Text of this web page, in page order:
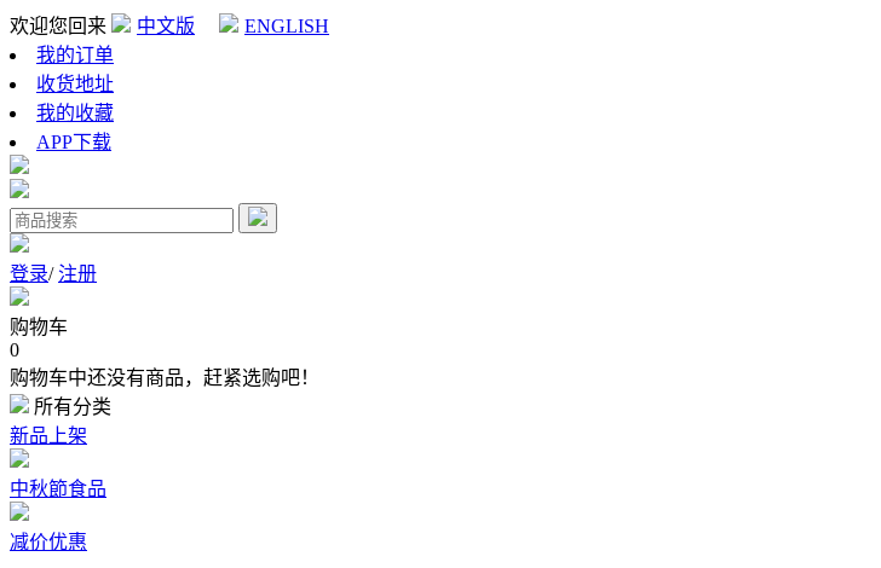
欢迎您回来 中文版
ENGLISH
我的订单
收货地址
我的收藏
APP下载
登录/注册
购物车
0
购物车中还没有商品，赶紧选购吧！
所有分类
新品上架
中秋節食品
减价优惠